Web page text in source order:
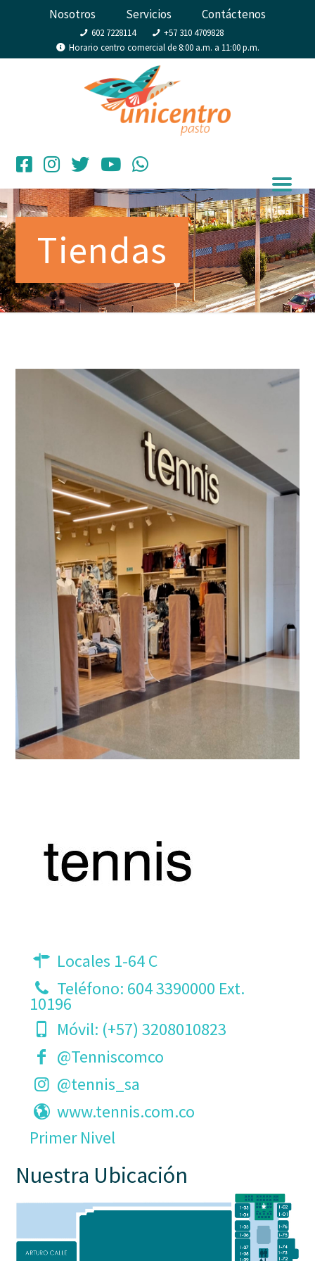
Nosotros Servicios Contáctenos
602 7228114
+57 310 4709828
Horario centro comercial de 8:00 a.m. a 11:00 p.m.
Locales 1-64 C
Teléfono: 604 3390000 Ext.
10196
Móvil: (+57) 3208010823
@Tenniscomco
@tennis_sa
www.tennis.com.co
Primer Nivel
Nuestra Ubicación